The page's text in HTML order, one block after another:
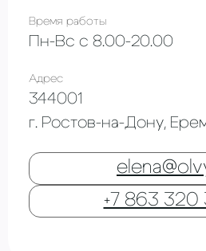
Время работы
Пн-Вс с 8.00-20.00
Адрес
344001
г. Ростов-на-Дону,
+7 863 320